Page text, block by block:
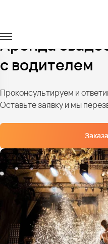
Аренда
с водителем
Проконсультируем и
Оставьте заявку и мы